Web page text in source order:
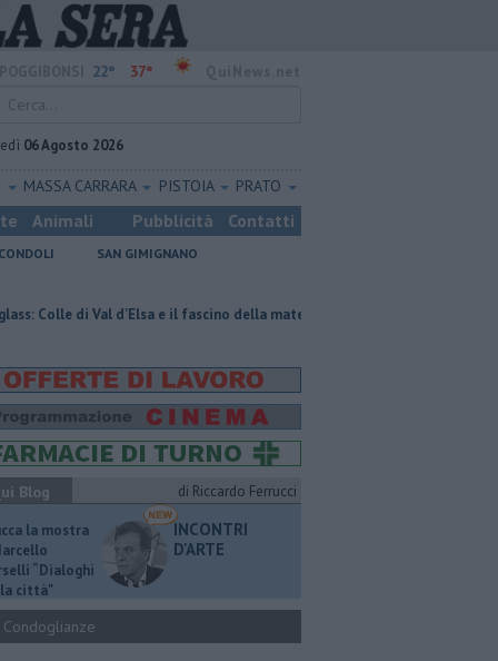
22° 37°
06 Agosto 2026
MASSA CARRARA PISTOIA PRATO
Animali Pubblicità Contatti
SAN GIMIGNANO
e il fascino della materia trasparente
Blog di Riccardo Ferrucci
la mostra
“Dialoghi
città"
INCONTRI
D'ARTE
Condoglianze